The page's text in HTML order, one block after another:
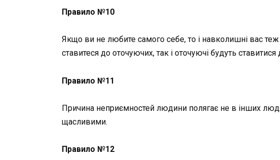
Правило №10
Якщо ви не любите самого себе, то і навколишні вас
ставитеся до оточуючих, так і оточуючі будуть ставитися
Правило №11
Причина неприємностей людини полягає не в інших
щасливими.
Правило №12